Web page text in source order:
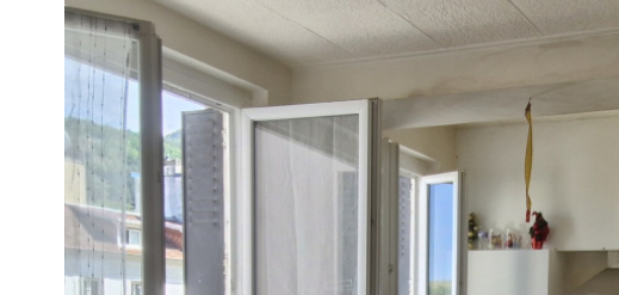
Appartement 65100 - Lourdes